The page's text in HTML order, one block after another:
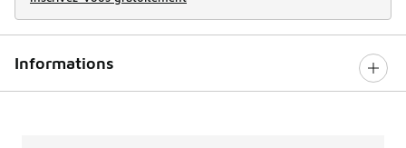
Informations